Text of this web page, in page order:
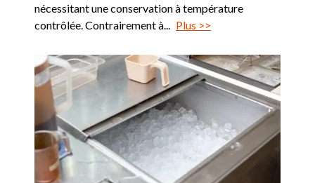
nécessitant une conservation à température
contrôlée. Contrairement à... Plus >>